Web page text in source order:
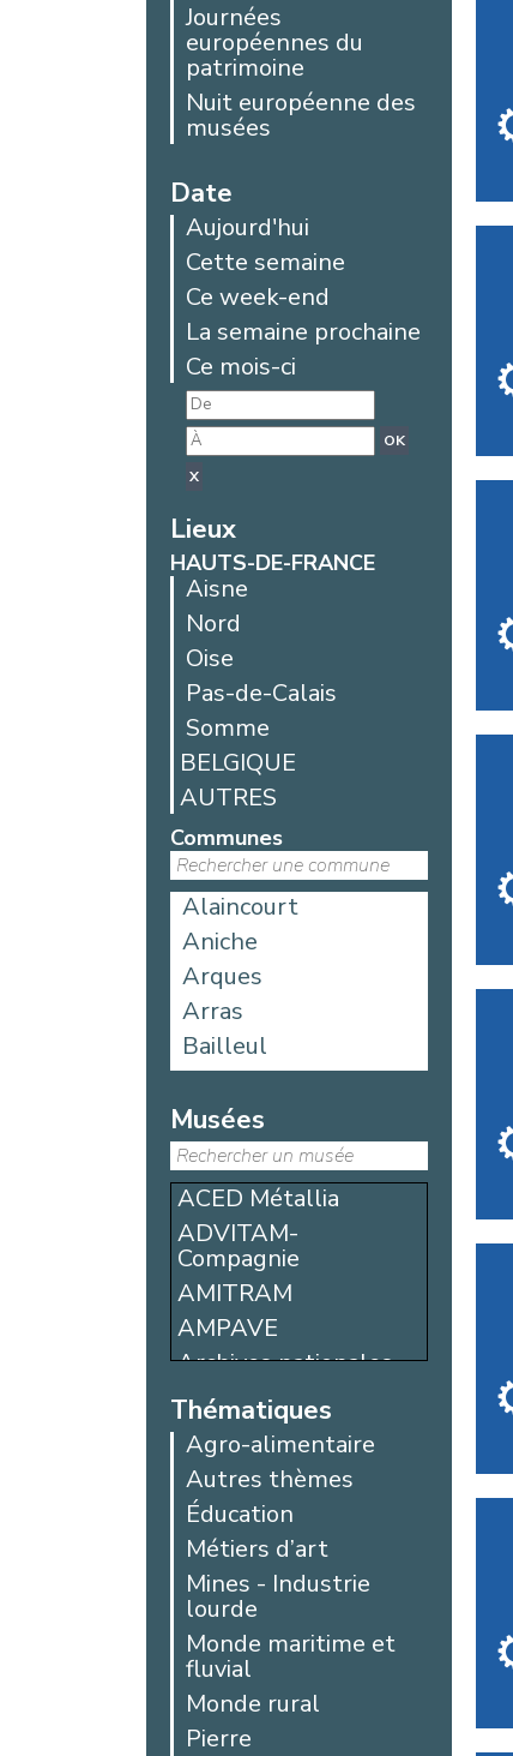
Journées
européennes du
patrimoine
Nuit européenne des
musées
Date
Aujourd'hui
Cette semaine
Ce week-end
La semaine prochaine
Ce mois-ci
OK
X
Lieux
HAUTS-DE-FRANCE
Aisne
Nord
Oise
Pas-de-Calais
Somme
BELGIQUE
AUTRES
Communes
Alaincourt
Aniche
Arques
Arras
Bailleul
Bellicourt
Berck
Béthune
Blangy-sur-Bresle
Bohain-en-
Vermandois
Boulogne-sur-Mer
Calais
Caudry
Comines
Compiègne
Creil
Crèvecœur-le-
Grand
Denain
Desvres
Douai
Dunkerque
Étaples
Musées
ACED Métallia
ADVITAM-
Compagnie
AMITRAM
AMPAVE
Archives nationales
(ANMT)
ARPDO à Rotonde
80
Ascenseur à
bateaux
Association
Aéronautique
Histoire de Méaulte
(AAHM)
Association du
Musée Hospitalier
Régional de Lille
Thématiques
Agro-alimentaire
Autres thèmes
Éducation
Métiers d’art
Mines - Industrie
lourde
Monde maritime et
fluvial
Monde rural
Pierre